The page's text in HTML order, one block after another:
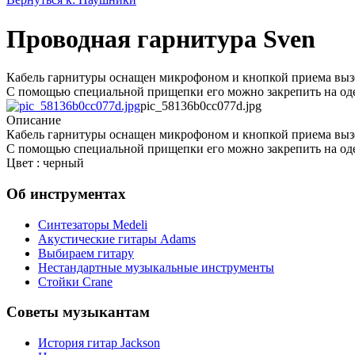
Проводная гарнитура Sven
Кабель гарнитуры оснащен микрофоном и кнопкой приема
С помощью специальной прищепки его можно закрепить на
pic_58136b0cc077d.jpg
Описание
Кабель гарнитуры оснащен микрофоном и кнопкой приема
С помощью специальной прищепки его можно закрепить на
Цвет : черный
Об инструментах
Синтезаторы Мedeli
Акустические гитары Adams
Выбираем гитару
Нестандартные музыкальные инструменты
Стойки Crane
Советы музыкантам
История гитар Jackson